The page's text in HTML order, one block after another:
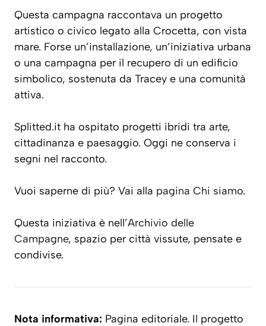
Questa campagna raccontava un progetto
artistico o civico legato alla Crocetta, con vista
mare. Forse un’installazione, un’iniziativa urbana
o una campagna per il recupero di un edificio
simbolico, sostenuta da Tracey e una comunità
attiva.
Splitted.it ha ospitato progetti ibridi tra arte,
cittadinanza e paesaggio. Oggi ne conserva i
segni nel racconto.
Vuoi saperne di più? Vai alla pagina Chi siamo.
Questa iniziativa è nell’Archivio delle
Campagne, spazio per città vissute, pensate e
condivise.
Nota informativa: Pagina editoriale. Il progetto